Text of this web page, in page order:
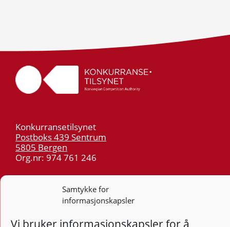
Samtykke for
informasjonskapsler
Vi bruker informasjonskapsler for å
Konkurransetilsynet
Postboks 439 Sentrum
5805 Bergen
Org.nr: 974 761 246
55 59 75 00
post@kt.no